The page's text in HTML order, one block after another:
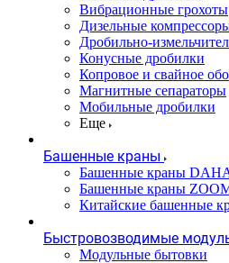
Вибрационные грохоты
Дизельные
Дробильно-
Конусные дробилки
Копровое и свайное
Магнитные сепараторы
Мобильные дробилки
Еще
Башенные краны
Башенные краны
Башенные краны
Китайские башенные
Быстровозводимые
Модульные бытовки